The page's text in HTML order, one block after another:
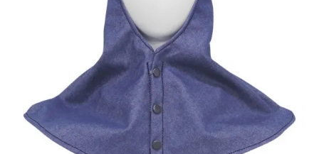
保護メガネ・耳栓・シューズ
スパッターシート・保護シート
溶接用品
ウエス・メンテナンス用品